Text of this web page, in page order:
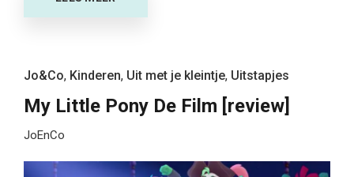
Jo&Co, Kinderen, Uit met je kleintje, Uitstapjes
My Little Pony De Film [review]
JoEnCo